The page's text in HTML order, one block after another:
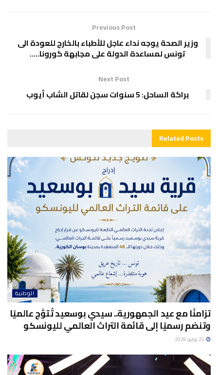
Previous Post
وزير الصحة يوجه نداء عاجل للأطباء بالخارج للعودة الى
تونس لمساعدة الدولة على مجابهة كورونا…..
Next Post
براكة الساحل: 5 سنوات سجن لقاتل الشاب أيوب
RelatedPosts
الوطنية
تزامنًا مع عيد الجمهورية.. سيدي بوسعيد تُتوَّج عالميًا
وتنضم رسميًا إلى قائمة التراث العالمي لليونسكو